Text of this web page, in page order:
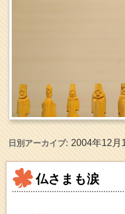
日別アーカイブ:2004年12月
仏さまも涙